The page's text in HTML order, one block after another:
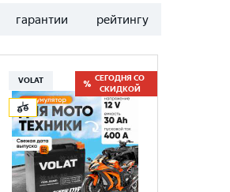
гарантии рейтингу
VOLAT
СЕГОДНЯ СО
СКИДКОЙ